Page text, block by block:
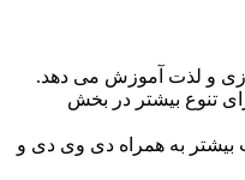
و لذت آموزش می دهد.
تنوع بیشتر در بخش
بیشتر به همراه دی وی دی و